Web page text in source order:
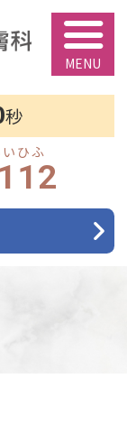
葛飾・金町駅
秒